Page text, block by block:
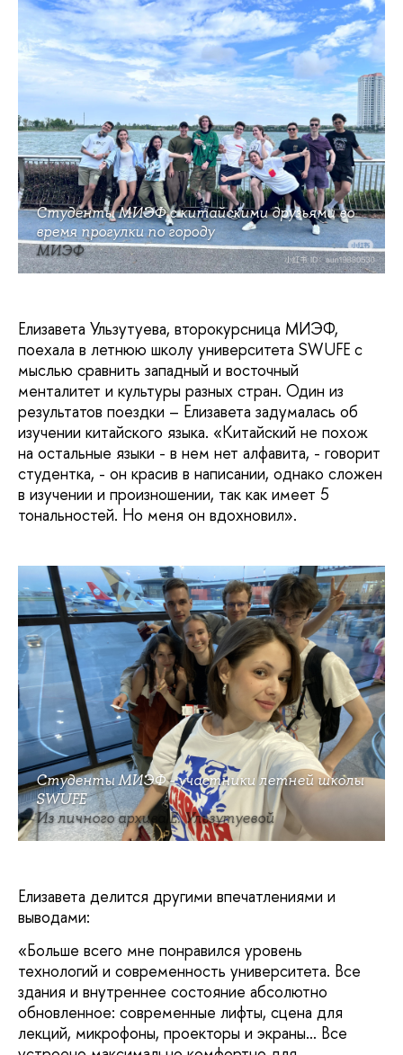
Студенты МИЭФ с китайскими друзьями во
время прогулки по городу
МИЭФ
Елизавета Ульзутуева, второкурсница МИЭФ,
поехала в летнюю школу университета SWUFE с
мыслью сравнить западный и восточный
менталитет и культуры разных стран. Один из
результатов поездки – Елизавета задумалась об
изучении китайского языка. «Китайский не похож
на остальные языки - в нем нет алфавита, - говорит
студентка, - он красив в написании, однако сложен
в изучении и произношении, так как имеет 5
тональностей. Но меня он вдохновил».
Студенты МИЭФ - участники летней школы
SWUFE
Из личного архива Е. Ульзутуевой
Елизавета делится другими впечатлениями и
выводами:
«Больше всего мне понравился уровень
технологий и современность университета. Все
здания и внутреннее состояние абсолютно
обновленное: современные лифты, сцена для
лекций, микрофоны, проекторы и экраны… Все